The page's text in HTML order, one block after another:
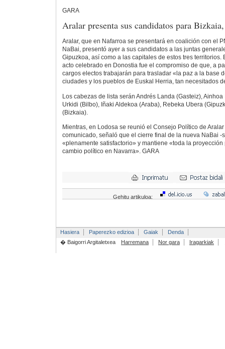
GARA
Aralar presenta sus candidatos para
Aralar, que en Nafarroa se presentará en coalición con el
NaBai, presentó ayer a sus candidatos a las juntas
Gipuzkoa, así como a las capitales de estos tres territorios.
acto celebrado en Donostia fue el compromiso de que, a
cargos electos trabajarán para trasladar «la paz a la base
ciudades y los pueblos de Euskal Herria, tan necesitados
Los cabezas de lista serán Andrés Landa (Gasteiz),
Urkidi (Bilbo), Iñaki Aldekoa (Araba), Rebeka Ubera
(Bizkaia).
Mientras, en Lodosa se reunió el Consejo Político de
comunicado, señaló que el cierre final de la nueva NaBai -
«plenamente satisfactorio» y mantiene «toda la
cambio político en Navarra». GARA
Gehitu artikuloa:
Hasiera Paperezko edizioa Gaiak
Denda
� Baigorri Argitaletxea
Harremana Nor gara Iragarkiak